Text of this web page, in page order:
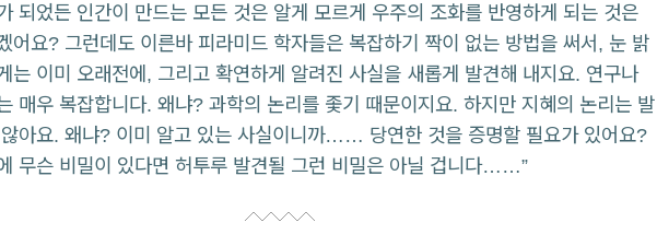
되었든 인간이 만드는 모든 것은 알게 모르게 우주의 조화를 반영하게 되는 것은
어요? 그런데도 이른바 피라미드 학자들은 복잡하기 짝이 없는 방법을 써서, 눈 밝
는 이미 오래전에, 그리고 확연하게 알려진 사실을 새롭게 발견해 내지요. 연구나
매우 복잡합니다. 왜냐? 과학의 논리를 좇기 때문이지요. 하지만 지혜의 논리는 발
아요. 왜냐? 이미 알고 있는 사실이니까…… 당연한 것을 증명할 필요가 있어요?
무슨 비밀이 있다면 허투루 발견될 그런 비밀은 아닐 겁니다……”